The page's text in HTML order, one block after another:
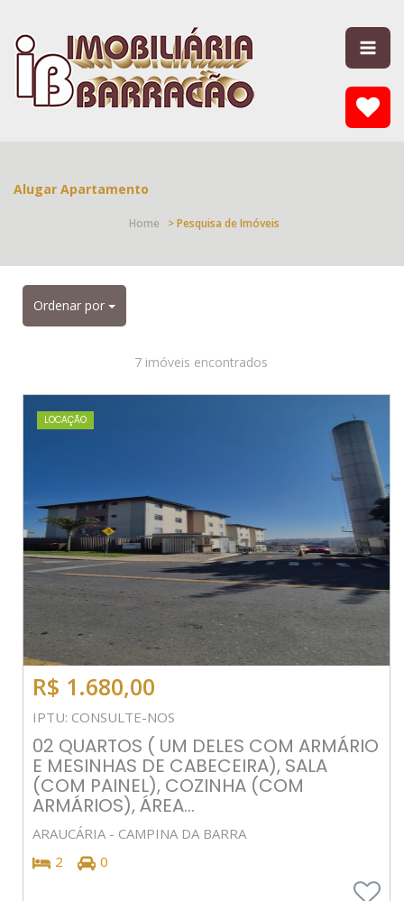
Alugar Apartamento
Home > Pesquisa de Imóveis
Ordenar por
7 imóveis encontrados
LOCAÇÃO
R$ 1.680,00
IPTU: CONSULTE-NOS
02 QUARTOS ( UM DELES COM ARMÁRIO
E MESINHAS DE CABECEIRA), SALA
(COM PAINEL), COZINHA (COM
ARMÁRIOS), ÁREA...
ARAUCÁRIA - CAMPINA DA BARRA
2
0